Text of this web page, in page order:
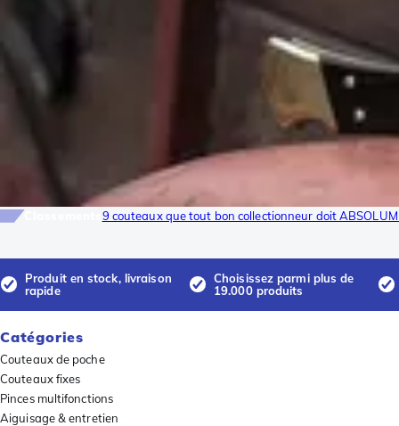
9 couteaux que tout bon collectionneur doit
Produit en stock, livraison
rapide
Choisissez parmi plus de
19.000 produits
Catégories
Couteaux de poche
Couteaux fixes
Pinces multifonctions
Aiguisage & entretien